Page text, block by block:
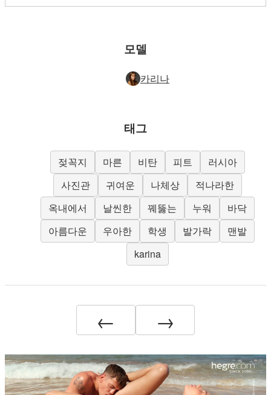
모델
카리나
태그
젖꼭지 마른 비탄 피트
러시아
사진관
귀여운 나체상
적나라한
옥내에서
날씬한 꿰뚫는 누워
바닥
아름다운
우아한 학생 발가락
맨발
karina
← →